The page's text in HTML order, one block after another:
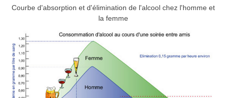
Courbe d'absorption et d'élimination de l'alcool chez l'homme et
la femme